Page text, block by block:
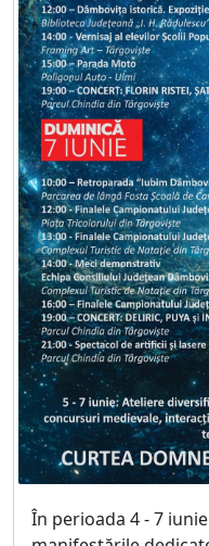
În perioada 4 - 7